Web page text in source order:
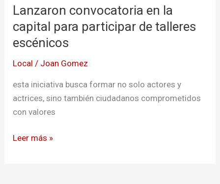
Lanzaron convocatoria en la
capital para participar de talleres
escénicos
Local / Joan Gomez
esta iniciativa busca formar no solo actores y
actrices, sino también ciudadanos comprometidos
con valores
en
la
capital
para
participar
escénicos
Leer más »